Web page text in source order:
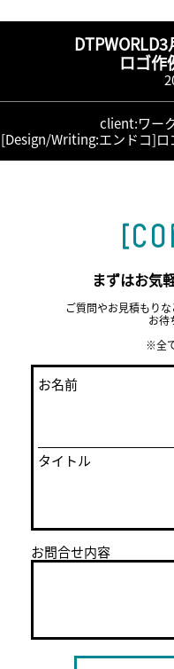
ロゴ作
client:ワー
[Design/Writing:エンドコ]ロ
まずはお気
ご質問やお見積もりな
お待
※全
お名前
タイトル
お問合せ内容